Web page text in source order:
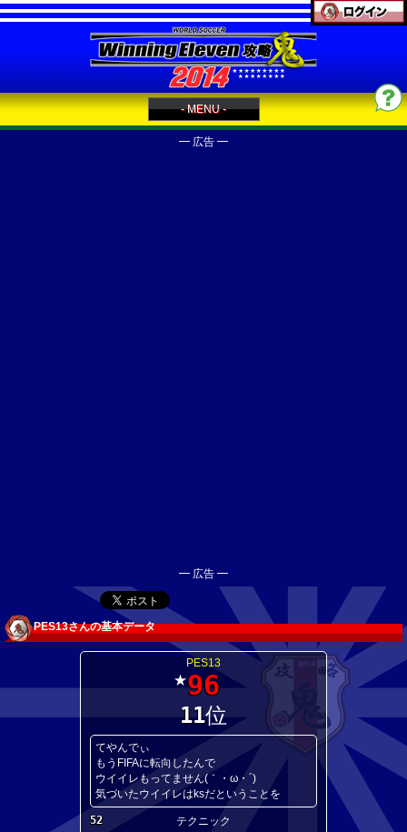
- MENU -
━ 広告 ━
━ 広告 ━
PES13さんの基本データ
PES13
★96
11位
てやんでぃ
もうFIFAに転向したんで
ウイイレもってません(｀・ω・´)
気づいたウイイレはksだということを
52
テクニック